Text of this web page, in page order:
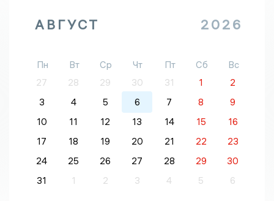
АВГУСТ 2026
Пн Вт Ср Чт Пт Сб
Вс
27
28 29 30 31 1
2
3
4 5 6 7 8
9
10
11 12 13 14 15
16
17
18 19 20 21 22
23
24
25 26 27 28 29
30
31
1 2 3 4 5 6